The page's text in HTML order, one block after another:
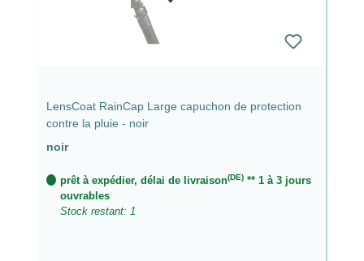
LensCoat RainCap Large capuchon de protection
contre la pluie - noir
noir
prêt à expédier, délai de livraison(DE)** 1 à 3 jours
ouvrables
Stock restant: 1